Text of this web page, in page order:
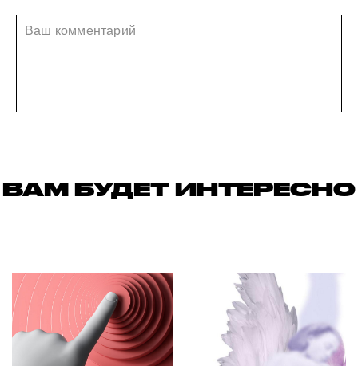
ВАМ БУДЕТ ИНТЕРЕСНО